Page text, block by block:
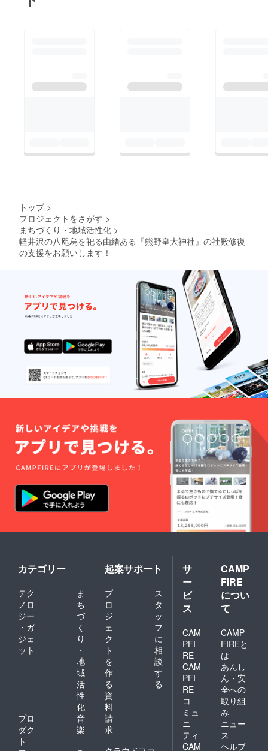
しておりますが、体験
トップ >
プロジェクトをさがす >
まちづくり・地域活性化 >
軽井沢の八咫烏を祀る由緒ある『熊野皇大神社』の社殿修復
の支援をお願いします！
カテゴリー
テク
ノロ
ジー
・ガ
ジェ
ット
ま
ち
づ
く
り
・
地
域
活
性
化
プロ
ダク
ト
音
楽
起案サポート
プ
ロ
ジ
ェ
ク
ト
を
作
る
ス
タ
ッ
フ
に
相
談
す
る
資
料
請
求
サ
ー
ビ
ス
CAM
PFI
RE
CAM
PFI
RE
コ
ミュ
ニ
ティ
CAM
CAMP
FIRE
につい
て
CAMP
FIREと
は
あんし
ん・安
全への
取り組
み
ニュー
ス
ヘルプ